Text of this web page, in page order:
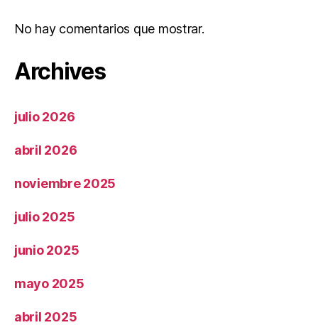
No hay comentarios que mostrar.
Archives
julio 2026
abril 2026
noviembre 2025
julio 2025
junio 2025
mayo 2025
abril 2025